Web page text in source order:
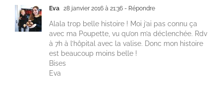
Eva 28 janvier 2016 à 21:36 - Répondre
Alala trop belle histoire ! Moi j’ai pas connu ça
avec ma Poupette, vu qu’on m’a déclenchée. Rdv
à 7h à l’hôpital avec la valise. Donc mon histoire
est beaucoup moins belle !
Bises
Eva